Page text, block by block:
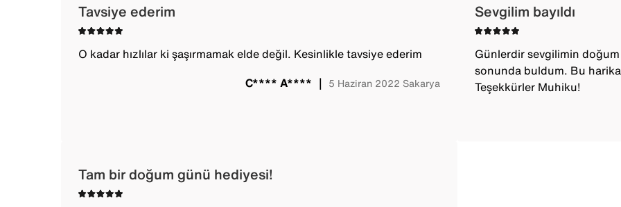
Tavsiye ederim
O kadar hızlılar ki şaşırmamak elde değil. Kesinlikle tavsiye ederim
C**** A**** ｜ 5 Haziran 2022 Sakarya
Sevgilim bayıldı
Günlerdir sevgilimin doğum
sonunda buldum. Bu
Teşekkürler Muhiku!
Tam bir doğum günü hediyesi!